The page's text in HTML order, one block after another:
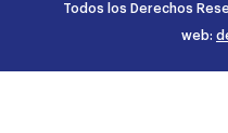
Todos los Derechos
web: